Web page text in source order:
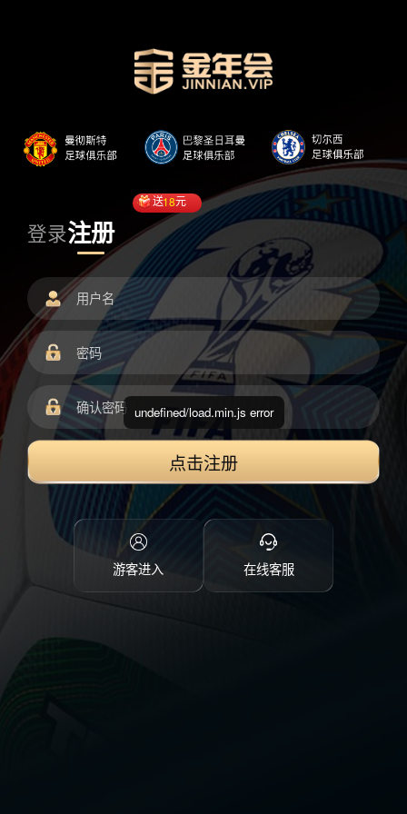
登录注册
送18元
点击注册
游客进入 在线客服
undefined/load.min.js error